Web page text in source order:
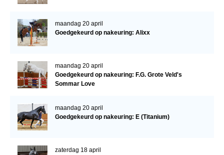
Word vrijiwilliger
KALENDER
Evenementen
ACCOUNT AANMAKEN
maandag 20 april
Goedgekeurd op nakeuring: Alixx
maandag 20 april
Goedgekeurd op nakeuring: F.G. Grote Veld's
Sommar Love
maandag 20 april
Goedgekeurd op nakeuring: E (Titanium)
zaterdag 18 april